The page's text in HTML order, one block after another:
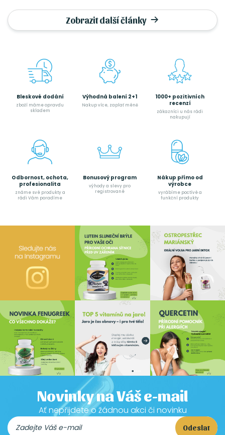
Zobrazit další články
Bleskové dodání
zboží máme opravdu
skladem
Výhodná balení 2+1
Nakup více, zaplať méně
1000+ pozitivních
recenzí
zákazníci u nás rádi
nakupují
Odbornost, ochota,
profesionalita
známe své produkty a
rádi Vám poradíme
Bonusový program
výhody a slevy pro
registrované
Nákup přímo od
výrobce
vyrábíme poctívé a
funkční produkty
Novinky na Váš e-mail
Ať nepřijdete o žádnou akci či novinku
Odeslat